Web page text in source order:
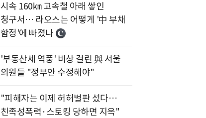
시속 160㎞ 고속철 아래 쌓인
청구서… 라오스는 어떻게 '中 부채
함정'에 빠졌나
'부동산세 역풍' 비상 걸린 與 서울
의원들 "정부안 수정해야"
"피해자는 이제 허허벌판 섰다…
친족성폭력·스토킹 당하면 지옥"